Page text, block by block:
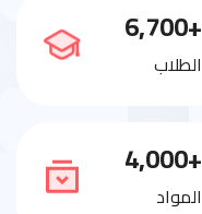
+6,700
الطلاب
+4,000
المواد